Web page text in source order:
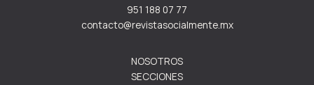
951 188 07 77
contacto@revistasocialmente.mx
NOSOTROS
SECCIONES